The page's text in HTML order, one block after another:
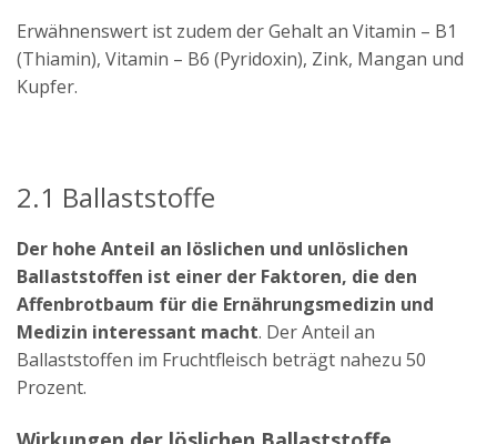
Erwähnenswert ist zudem der Gehalt an Vitamin – B1
(Thiamin), Vitamin – B6 (Pyridoxin), Zink, Mangan und
Kupfer.
2.1 Ballaststoffe
Der hohe Anteil an löslichen und unlöslichen
Ballaststoffen ist einer der Faktoren, die den
Affenbrotbaum für die Ernährungsmedizin und
Medizin interessant macht. Der Anteil an
Ballaststoffen im Fruchtfleisch beträgt nahezu 50
Prozent.